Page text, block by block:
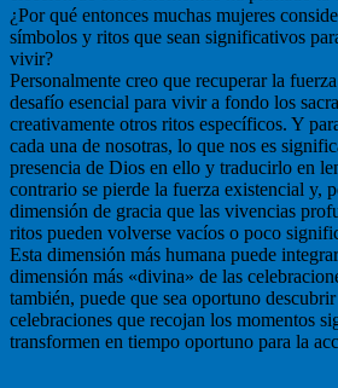
¿Por qué entonces muchas mujeres
símbolos y ritos que sean significativos
vivir?
Personalmente creo que recuperar la
desafío esencial para vivir a fondo los
creativamente otros ritos específicos. Y
cada una de nosotras, lo que nos es
presencia de Dios en ello y traducirlo en
contrario se pierde la fuerza existencial y,
dimensión de gracia que las vivencias
ritos pueden volverse vacíos o poco
Esta dimensión más humana puede
dimensión más «divina» de las
también, puede que sea oportuno
celebraciones que recojan los momentos
transformen en tiempo oportuno para la